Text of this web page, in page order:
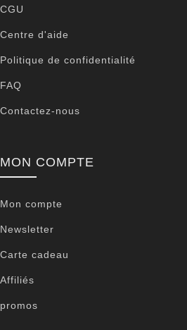
CGU
Centre d'aide
Politique de confidentialité
FAQ
Contactez-nous
MON COMPTE
Mon compte
Newsletter
Carte cadeau
Affiliés
promos